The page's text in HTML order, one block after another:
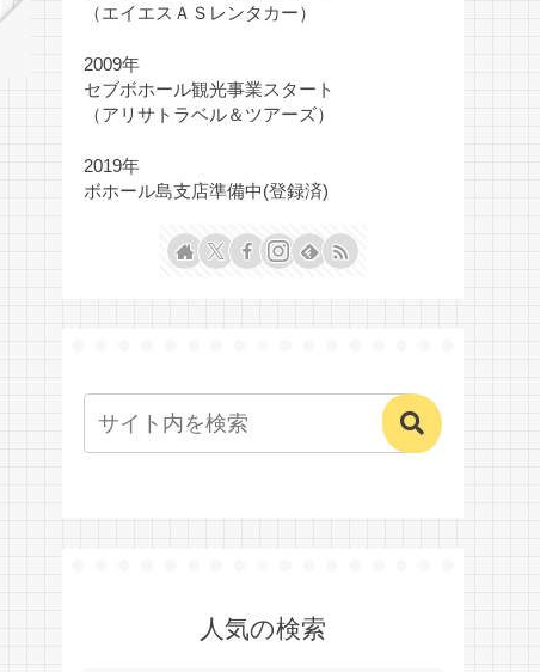
（エイエスＡＳレンタカー）
2009年
セブボホール観光事業スタート
（アリサトラベル＆ツアーズ）
2019年
ボホール島支店準備中(登録済)
人気の検索